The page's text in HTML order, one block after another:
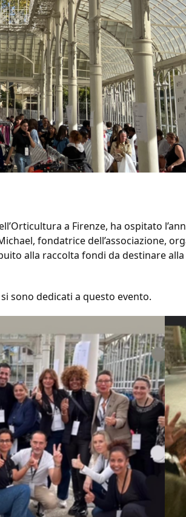
a Firenze, ha ospitato
fondatrice dell’associazione,
alla raccolta fondi da destinare
sono dedicati a questo evento.